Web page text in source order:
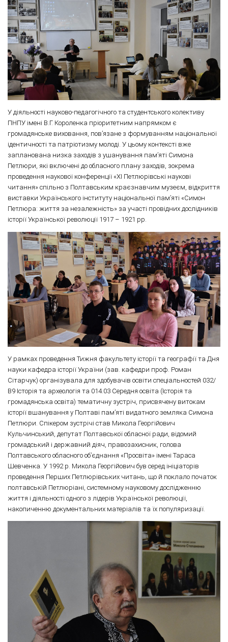
У діяльності науково-педагогічного та студентського колективу
ПНПУ імені В.Г. Короленка пріоритетним напрямком є
громадянське виховання, пов’язане з формуванням національної
ідентичності та патріотизму молоді. У цьому контексті вже
запланована низка заходів з ушанування пам’яті Симона
Петлюри, які включені до обласного плану заходів, зокрема
проведення наукової конференції «ХІ Петлюрівські наукові
читання» спільно з Полтавським краєзнавчим музеєм, відкриття
виставки Українського інституту національної пам’яті «Симон
Петлюра: життя за незалежність» за участі провідних дослідників
історії Української революції 1917 – 1921 рр.
У рамках проведення Тижня факультету історії та географії та Дня
науки кафедра історії України (зав. кафедри проф. Роман
Сітарчук) організувала для здобувачів освіти спеціальностей 032/
В9 Історія та археологія та 014.03 Середня освіта (Історія та
громадянська освіта) тематичну зустріч, присвячену витокам
історії вшанування у Полтаві пам’яті видатного земляка Симона
Петлюри. Спікером зустрічі став Микола Георгійович
Кульчинський, депутат Полтавської обласної ради, відомий
громадський і державний діяч, правозахисник, голова
Полтавського обласного об’єднання «Просвіта» імені Тараса
Шевченка. У 1992 р. Микола Георгійович був серед ініціаторів
проведення Перших Петлюрівських читань, що й поклало початок
полтавській Петлюріані, системному науковому дослідженню
життя і діяльності одного з лідерів Української революції,
накопиченню документальних матеріалів та їх популяризації.